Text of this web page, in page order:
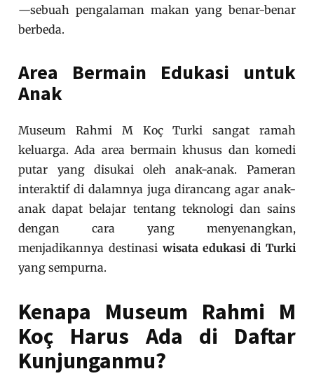
—sebuah pengalaman makan yang benar-benar
berbeda.
Area Bermain Edukasi untuk
Anak
Museum Rahmi M Koç Turki sangat ramah
keluarga. Ada area bermain khusus dan komedi
putar yang disukai oleh anak-anak. Pameran
interaktif di dalamnya juga dirancang agar anak-
anak dapat belajar tentang teknologi dan sains
dengan cara yang menyenangkan,
menjadikannya destinasi wisata edukasi di Turki
yang sempurna.
Kenapa Museum Rahmi M
Koç Harus Ada di Daftar
Kunjunganmu?